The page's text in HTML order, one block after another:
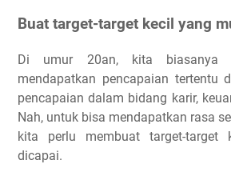
Buat target-target kecil yang
Di umur 20an, kita biasanya
mendapatkan pencapaian tertentu
pencapaian dalam bidang karir,
Nah, untuk bisa mendapatkan rasa
kita perlu membuat target-target
dicapai.